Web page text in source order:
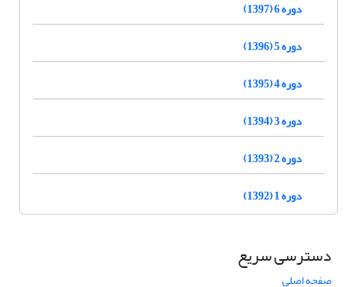
دوره 6 (1397)
دوره 5 (1396)
دوره 4 (1395)
دوره 3 (1394)
دوره 2 (1393)
دوره 1 (1392)
دسترسی سریع
صفحه اصلی